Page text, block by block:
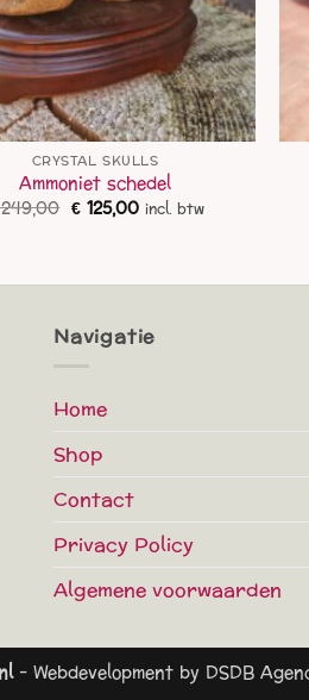
CRYSTAL SKULLS
Ammoniet schedel
Oorspronkelijke
prijs
€125,00Huidige
prijs
incl. btw
Navigatie
Home
Shop
Contact
Privacy Policy
Algemene voorwaarden
- Webdevelopment by DSDB